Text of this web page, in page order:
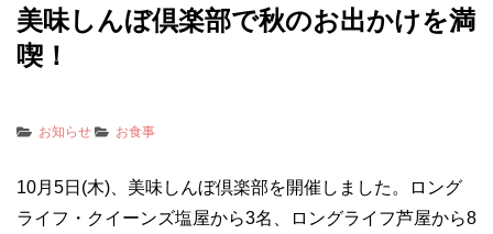
美味しんぼ倶楽部で秋のお出かけを満
喫！
お知らせ お食事
10月5日(木)、美味しんぼ倶楽部を開催しました。ロング
ライフ・クイーンズ塩屋から3名、ロングライフ芦屋から8